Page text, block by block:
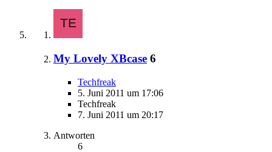
My Lovely XBcase 6
Techfreak
5. Juni 2011 um 17:06
Techfreak
7. Juni 2011 um 20:17
Antworten
6